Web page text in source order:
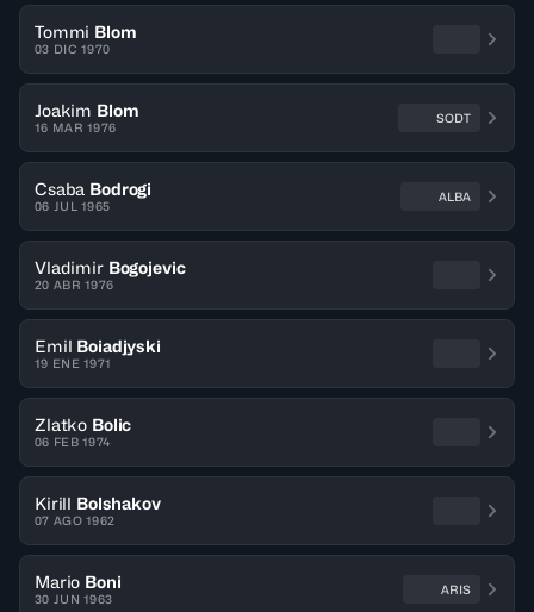
Tommi Blom
03 DIC 1970
Joakim Blom
16 MAR 1976
SODT
Csaba Bodrogi
06 JUL 1965
ALBA
Vladimir Bogojevic
20 ABR 1976
Emil Boiadjyski
19 ENE 1971
Zlatko Bolic
06 FEB 1974
Kirill Bolshakov
07 AGO 1962
Mario Boni
30 JUN 1963
ARIS